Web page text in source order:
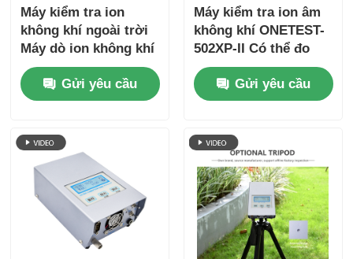
Máy kiểm tra ion
không khí ngoài trời
Máy dò ion không khí
đa thông số
ONETEST-502XP-A
Gửi yêu cầu
Máy kiểm tra ion âm
không khí ONETEST-
502XP-II Có thể đo
kích thước hạt nhỏ
Gửi yêu cầu